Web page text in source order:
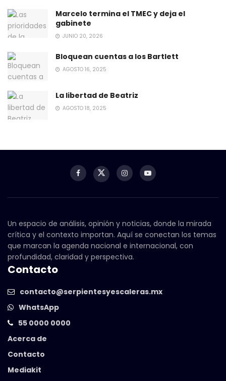
Marcelo termina el TMEC y deja el
gabinete
JUNIO 20, 2026
Bloquean cuentas a los Bartlett
AGOSTO 16, 2025
La libertad de Beatriz
AGOSTO 18, 2025
Un espacio de análisis, opinión y noticias, donde la mirada
crítica y el contexto importan. Aquí se conectan los temas
que marcan la agenda nacional e internacional, con
profundidad, claridad y perspectiva.
Contacto
contacto@serpientesyescaleras.mx
WhatsApp
55 0000 0000
Acerca de
Contacto
Mediakit